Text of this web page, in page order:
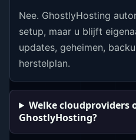
Nee. GhostlyHosting
setup, maar u blijft
updates, geheimen,
herstelplan.
Welke cloudproviders
GhostlyHosting?